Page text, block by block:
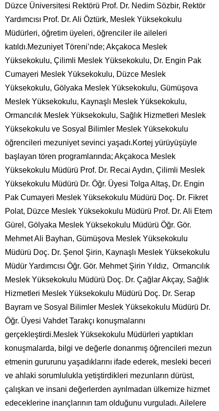
Düzce Üniversitesi Rektörü Prof. Dr. Nedim Sözbir, Rektör
Yardımcısı Prof. Dr. Ali Öztürk, Meslek Yüksekokulu
Müdürleri, öğretim üyeleri, öğrenciler ile aileleri
katıldı.Mezuniyet Töreni’nde; Akçakoca Meslek
Yüksekokulu, Çilimli Meslek Yüksekokulu, Dr. Engin Pak
Cumayeri Meslek Yüksekokulu, Düzce Meslek
Yüksekokulu, Gölyaka Meslek Yüksekokulu, Gümüşova
Meslek Yüksekokulu, Kaynaşlı Meslek Yüksekokulu,
Ormancılık Meslek Yüksekokulu, Sağlık Hizmetleri Meslek
Yüksekokulu ve Sosyal Bilimler Meslek Yüksekokulu
öğrencileri mezuniyet sevinci yaşadı.Kortej yürüyüşüyle
başlayan tören programlarında; Akçakoca Meslek
Yüksekokulu Müdürü Prof. Dr. Recai Aydın, Çilimli Meslek
Yüksekokulu Müdürü Dr. Öğr. Üyesi Tolga Altaş, Dr. Engin
Pak Cumayeri Meslek Yüksekokulu Müdürü Doç. Dr. Fikret
Polat, Düzce Meslek Yüksekokulu Müdürü Prof. Dr. Ali Etem
Gürel, Gölyaka Meslek Yüksekokulu Müdürü Öğr. Gör.
Mehmet Ali Bayhan, Gümüşova Meslek Yüksekokulu
Müdürü Doç. Dr. Şenol Şirin, Kaynaşlı Meslek Yüksekokulu
Müdür Yardımcısı Öğr. Gör. Mehmet Şirin Yıldız, Ormancılık
Meslek Yüksekokulu Müdürü Doç. Dr. Çağlar Akçay, Sağlık
Hizmetleri Meslek Yüksekokulu Müdürü Doç. Dr. Serap
Bayram ve Sosyal Bilimler Meslek Yüksekokulu Müdürü Dr.
Öğr. Üyesi Vahdet Tarakçı konuşmalarını
gerçekleştirdi.Meslek Yüksekokulu Müdürleri yaptıkları
konuşmalarda, bilgi ve değerle donanmış öğrencileri mezun
etmenin gururunu yaşadıklarını ifade ederek, mesleki beceri
ve ahlaki sorumlulukla yetiştirdikleri mezunların dürüst,
çalışkan ve insani değerlerden ayrılmadan ülkemize hizmet
edeceklerine inançlarının tam olduğunu vurguladı. Ailelere